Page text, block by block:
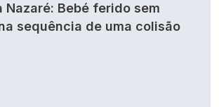
Nazaré: Bebé ferido sem
sequência de uma colisão